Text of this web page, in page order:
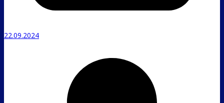
22.09.2024